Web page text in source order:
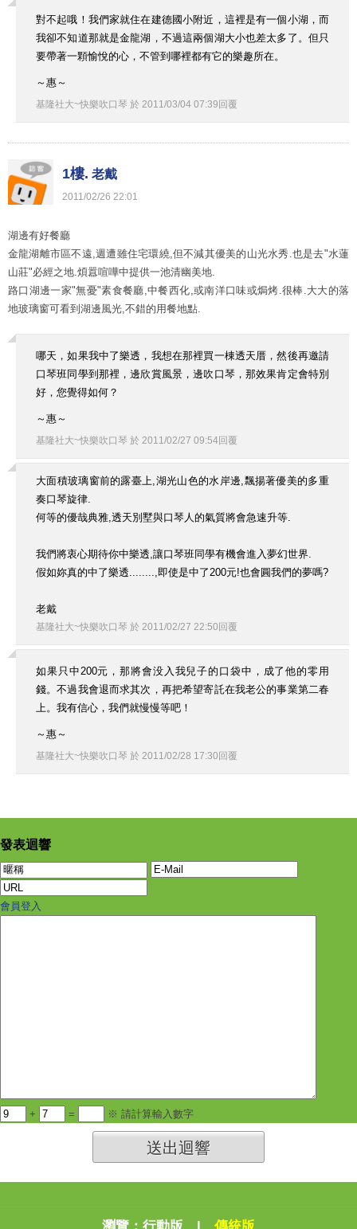
對不起哦！我們家就住在建德國小附近，這裡是有一個小湖，而
我卻不知道那就是金龍湖，不過這兩個湖大小也差太多了。但只
要帶著一顆愉悅的心，不管到哪裡都有它的樂趣所在。
～惠～
基隆社大~快樂吹口琴 於 2011/03/04 07:39 回覆
1樓. 老戴
2011/02/26 22:01
湖邊有好餐廳
金龍湖離市區不遠,週遭雖住宅環繞,但不減其優美的山光水秀.也是去"水蓮
山莊"必經之地.煩囂喧嘩中提供一池清幽美地.
路口湖邊一家"無憂"素食餐廳,中餐西化,或南洋口味或焗烤.很棒.大大的落
地玻璃窗可看到湖邊風光,不錯的用餐地點.
哪天，如果我中了樂透，我想在那裡買一棟透天厝，然後再邀請
口琴班同學到那裡，邊欣賞風景，邊吹口琴，那效果肯定會特別
好，您覺得如何？
～惠～
基隆社大~快樂吹口琴 於 2011/02/27 09:54回覆
大面積玻璃窗前的露臺上,湖光山色的水岸邊,飄揚著優美的多重
奏口琴旋律.
何等的優哉典雅,透天別墅與口琴人的氣質將會急速升等.
我們將衷心期待你中樂透,讓口琴班同學有機會進入夢幻世界.
假如妳真的中了樂透........,即使是中了200元!也會圓我們的夢嗎?
老戴
基隆社大~快樂吹口琴 於 2011/02/27 22:50 回覆
如果只中200元，那將會没入我兒子的口袋中，成了他的零用
錢。不過我會退而求其次，再把希望寄託在我老公的事業第二春
上。我有信心，我們就慢慢等吧！
～惠～
基隆社大~快樂吹口琴 於 2011/02/28 17:30 回覆
發表迴響
會員登入
+ = ※ 請計算輸入數字
送出迴響